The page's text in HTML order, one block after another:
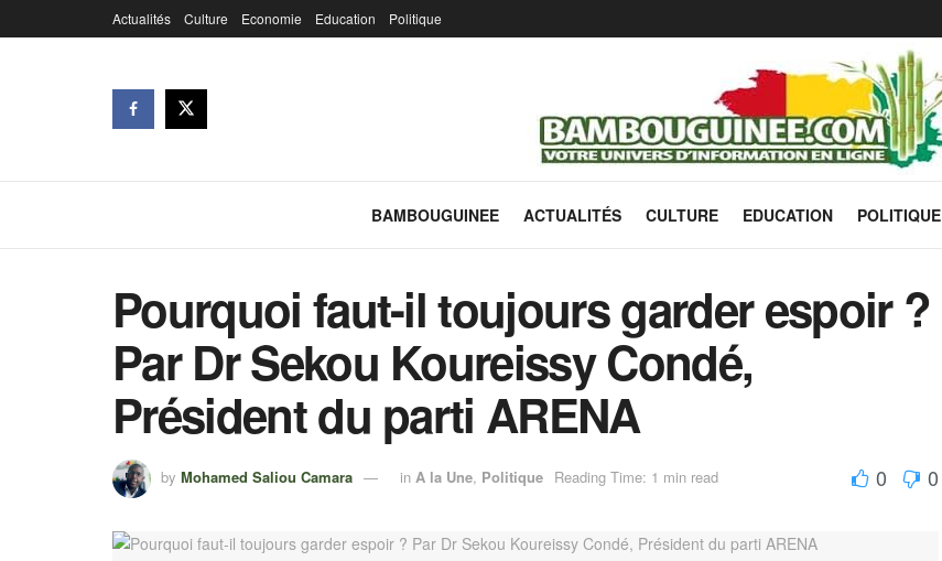
Actualités Culture Economie Education Politique
BAMBOUGUINEE ACTUALITÉS CULTURE EDUCATION POLITIQUE
Pourquoi faut-il toujours garder espoir ?
Par Dr Sekou Koureissy Condé,
Président du parti ARENA
by Mohamed Saliou Camara in A la Une, Politique Reading Time: 1 min read 0 0